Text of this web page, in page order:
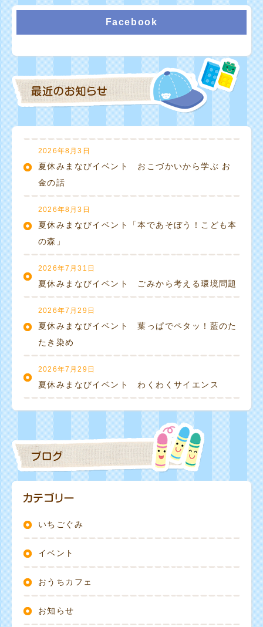
Facebook
2026年8月3日
夏休みまなびイベント おこづかいから学ぶ お
金の話
2026年8月3日
夏休みまなびイベント「本であそぼう！こども本
の森」
2026年7月31日
夏休みまなびイベント ごみから考える環境問題
2026年7月29日
夏休みまなびイベント 葉っぱでペタッ！藍のた
たき染め
2026年7月29日
夏休みまなびイベント わくわくサイエンス
いちごぐみ
イベント
おうちカフェ
お知らせ